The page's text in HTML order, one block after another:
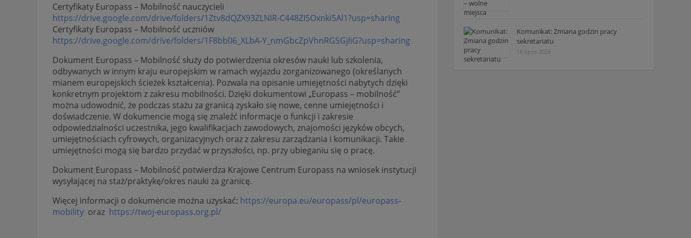
Certyfikaty Europass – Mobilność nauczycieli
https://drive.google.com/drive/folders/1Ztv8dQZX93ZLNIR-C448ZI5Oxnki5Al1?usp=sharing
Certyfikaty Europass – Mobilność uczniów
https://drive.google.com/drive/folders/1F8bb06_XLbA-Y_ nmGbcZpVhnRGSGjliG?usp=sharing
Dokument Europass – Mobilność służy do potwierdzenia okresów nauki lub szkolenia,
odbywanych w innym kraju europejskim w ramach wyjazdu zorganizowanego (określanych
mianem europejskich ścieżek kształcenia). Pozwala na opisanie umiejętności nabytych dzięki
konkretnym projektom z zakresu mobilności. Dzięki dokumentowi „Europass – mobilność”
można udowodnić, że podczas stażu za granicą zyskało się nowe, cenne umiejętności i
doświadczenie. W dokumencie mogą się znaleźć informacje o funkcji i zakresie
odpowiedzialności uczestnika, jego kwalifikacjach zawodowych, znajomości języków obcych,
umiejętnościach cyfrowych, organizacyjnych oraz z zakresu zarządzania i komunikacji. Takie
umiejętności mogą się bardzo przydać w przyszłości, np. przy ubieganiu się o pracę.
Dokument Europass – Mobilność potwierdza Krajowe Centrum Europass na wniosek instytucji
wysyłającej na staż/praktykę/okres nauki za granicę.
Więcej informacji o dokumencie można uzyskać: https://europa.eu/europass/pl/europass-
mobility oraz https://twoj-europass.org.pl/
Komunikat: Zmiana godzin pracy
sekretariatu
16 lipca 2026